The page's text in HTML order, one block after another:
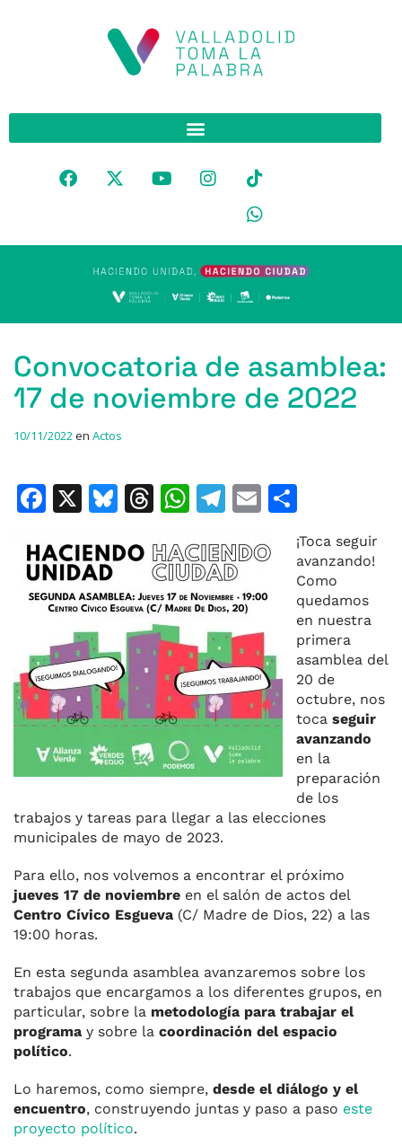
Convocatoria de asamblea:
17 de noviembre de 2022
10/11/2022en Actos
F
c
e
b
o
o
k
X
Bl
e
s
k
y
T
re
a
d
s
W
at
s
A
p
p
T
e
gr
a
m
E
ai
l
o
m
p
ar
ti
r
¡Toca seguir
avanzando!
Como
quedamos
en nuestra
primera
asamblea del
20 de
octubre, nos
toca seguir
avanzando
en la
preparación
de los
trabajos y tareas para llegar a las elecciones
municipales de mayo de 2023.
Para ello, nos volvemos a encontrar el próximo
jueves 17 de noviembre en el salón de actos del
Centro Cívico Esgueva (C/ Madre de Dios, 22) a las
19:00 horas.
En esta segunda asamblea avanzaremos sobre los
trabajos que encargamos a los diferentes grupos, en
particular, sobre la metodología para trabajar el
programa y sobre la coordinación del espacio
político.
Lo haremos, como siempre, desde el diálogo y el
encuentro, construyendo juntas y paso a paso este
proyecto político.